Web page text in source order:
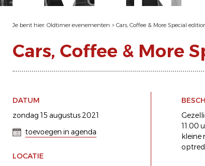
Je bent hier: Oldtimer evenementen > Cars, Coffee & More Special
Cars, Coffee & More
DATUM
zondag 15 augustus 2021
toevoegen in agenda
LOCATIE
11.00
kleine